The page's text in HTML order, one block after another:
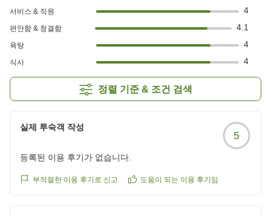
서비스 & 직원 4
편안함 & 청결함 4.1
욕탕 4
식사 4
정렬 기준 & 조건 검색
실제 투숙객 작성
5
등록된 이용 후기가 없습니다.
부적절한 이용 후기로 신고 도움이 되는 이용 후기임